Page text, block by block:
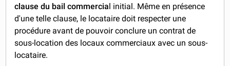
clause du bail commercia l initial. Même en présence
d'une telle clause, le locataire doit respecter une
procédure avant de pouvoir conclure un contrat de
sous-location des locaux commerciaux avec un sous-
locataire.